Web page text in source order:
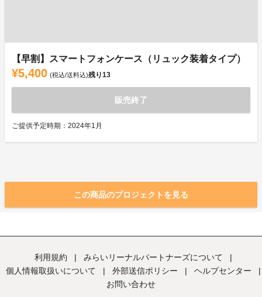
【早割】スマートフォンケース（リュック装着タイプ）
¥5,400 (税込/送料込)残り13
販売終了
ご提供予定時期：2024年1月
この商品のプロジェクトを見る
利用規約 | みらいリーナルパートナーズについて
|
個人情報取扱いについて
| 外部送信ポリシー | ヘルプセンター
|
お問い合わせ